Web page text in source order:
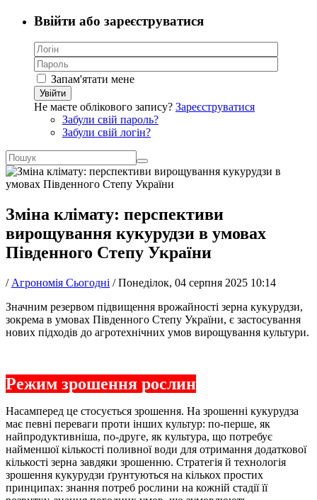
Ввійти або зареєструватися
Запам'ятати мене
Увійти
Не маєте облікового запису? Зареєструватися
Забули свій пароль?
Забули свій логін?
Зміна клімату: перспективи
вирощування кукурудзи в умовах
Південного Степу України
/ Агрономія Сьогодні /Понеділок, 04 серпня 2025 10:14
Значним резервом підвищення врожайності зерна кукурудзи,
зокрема в умовах Південного Степу України, є застосування
нових підходів до агротехнічних умов вирощування культури.
Режим зрошення рослин
Насамперед це стосується зрошення. На зрошенні кукурудза
має певні переваги проти інших культур: по-перше, як
найпродуктивніша, по-друге, як культура, що потребує
найменшої кількості поливної води для отримання додаткової
кількості зерна завдяки зрошенню. Стратегія й технологія
зрошення кукурудзи ґрунтуються на кількох простих
принципах: знання потреб рослини на кожній стадії її